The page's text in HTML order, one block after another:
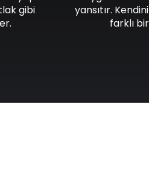
gibi
yansıtır.
farklı